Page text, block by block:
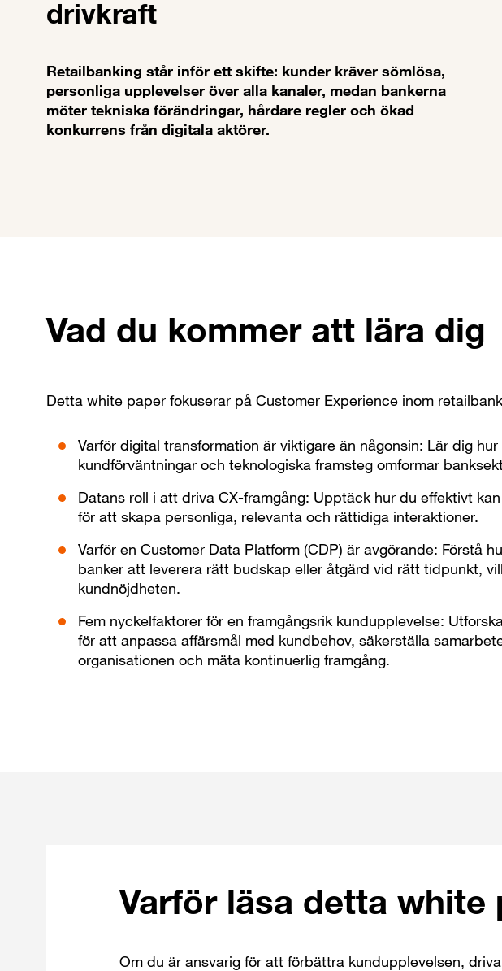
drivkraft
Retailbanking står inför ett skifte: kunder kräver sömlösa,
personliga upplevelser över alla kanaler, medan bankerna
möter tekniska förändringar, hårdare regler och ökad
konkurrens från digitala aktörer.
Vad du kommer att lära dig
Detta white paper fokuserar på Customer Experience inom
Varför digital transformation är viktigare än någonsin: Lär dig
kundförväntningar och teknologiska framsteg omformar
Datans roll i att driva CX-framgång: Upptäck hur du effektivt
för att skapa personliga, relevanta och rättidiga interaktioner.
Varför en Customer Data Platform (CDP) är avgörande: Förstå
banker att leverera rätt budskap eller åtgärd vid rätt tidpunkt,
kundnöjdheten.
Fem nyckelfaktorer för en framgångsrik kundupplevelse:
för att anpassa affärsmål med kundbehov, säkerställa
organisationen och mäta kontinuerlig framgång.
Varför läsa detta white
Om du är ansvarig för att förbättra kundupplevelsen,